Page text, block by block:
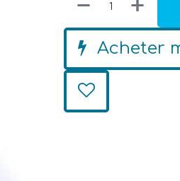
Acheter